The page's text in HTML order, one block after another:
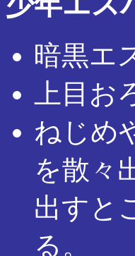
暗黒エ
上目
ねじめ
を散々
出すと
る。